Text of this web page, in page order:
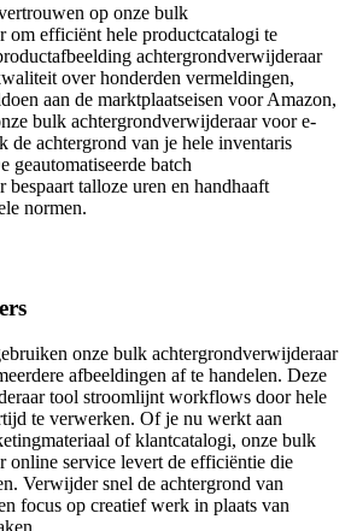
op onze bulk
om efficiënt hele productcatalogi te
achtergrondverwijderaar
over honderden vermeldingen,
aan de marktplaatseisen voor Amazon,
bulk achtergrondverwijderaar voor e-
de achtergrond van je hele inventaris
batch
talloze uren en handhaaft
normen.
onze bulk achtergrondverwijderaar
afbeeldingen af te handelen. Deze
tool stroomlijnt workflows door hele
te verwerken. Of je nu werkt aan
of klantcatalogi, onze bulk
online service levert de efficiëntie die
Verwijder snel de achtergrond van
focus op creatief werk in plaats van